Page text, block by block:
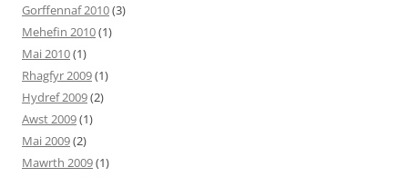
Gorffennaf 2010(3)
Mehefin 2010(1)
Mai 2010(1)
Rhagfyr 2009(1)
Hydref 2009(2)
Awst 2009(1)
Mai 2009(2)
Mawrth 2009(1)